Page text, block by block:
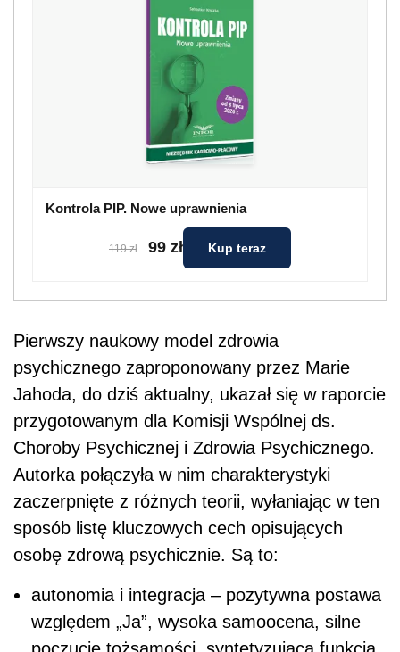
Kontrola PIP. Nowe uprawnienia
119 zł 99 zł Kup teraz
Pierwszy naukowy model zdrowia
psychicznego zaproponowany przez Marie
Jahoda, do dziś aktualny, ukazał się w raporcie
przygotowanym dla Komisji Wspólnej ds.
Choroby Psychicznej i Zdrowia Psychicznego.
Autorka połączyła w nim charakterystyki
zaczerpnięte z różnych teorii, wyłaniając w ten
sposób listę kluczowych cech opisujących
osobę zdrową psychicznie. Są to:
autonomia i integracja – pozytywna postawa
względem „Ja”, wysoka samoocena, silne